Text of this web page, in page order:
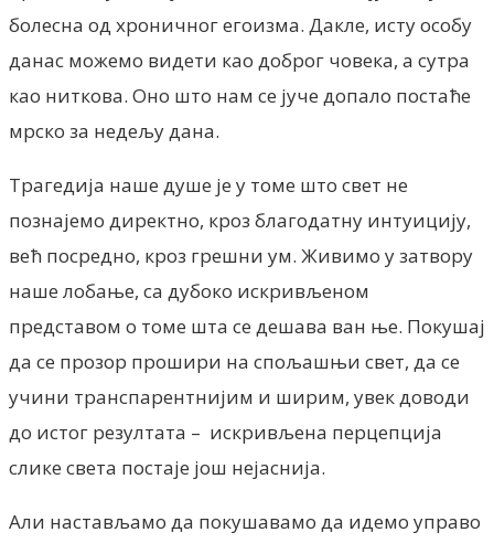
болесна од хроничног егоизма. Дакле, исту особу
данас можемо видети као доброг човека, а сутра
као ниткова. Оно што нам се јуче допало постаће
мрско за недељу дана.
Трагедија наше душе је у томе што свет не
познајемо директно, кроз благодатну интуицију,
већ посредно, кроз грешни ум. Живимо у затвору
наше лобање, са дубоко искривљеном
представом о томе шта се дешава ван ње. Покушај
да се прозор прошири на спољашњи свет, да се
учини транспарентнијим и ширим, увек доводи
до истог резултата – искривљена перцепција
слике света постаје још нејаснија.
Али настављамо да покушавамо да идемо управо